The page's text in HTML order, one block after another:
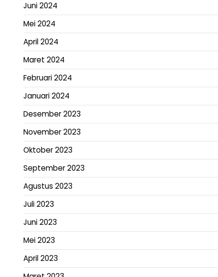
Juni 2024
Mei 2024
April 2024
Maret 2024
Februari 2024
Januari 2024
Desember 2023
November 2023
Oktober 2023
September 2023
Agustus 2023
Juli 2023
Juni 2023
Mei 2023
April 2023